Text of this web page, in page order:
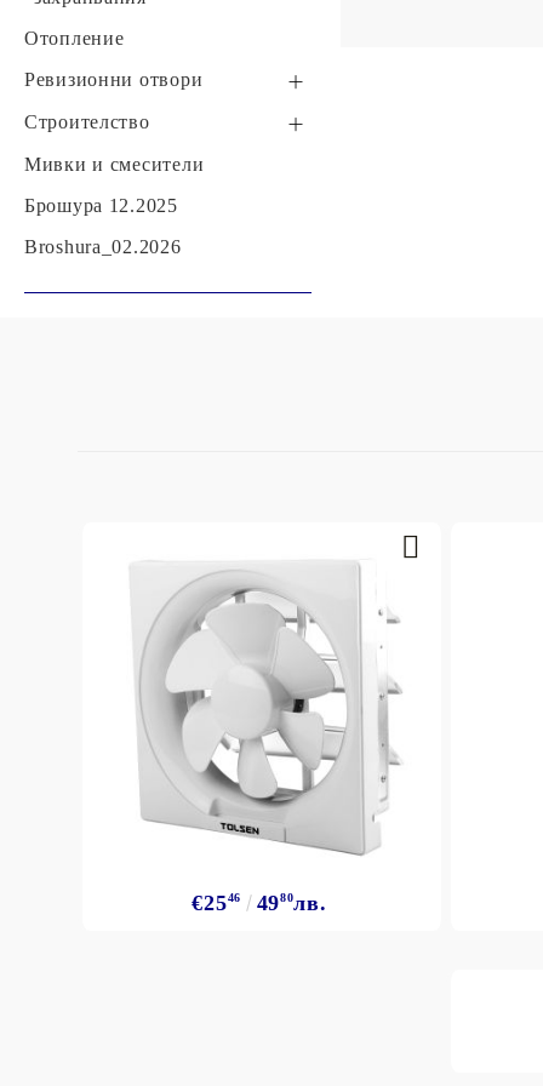
Със специално
предназначение
за латекс
Отопление
Ревизионни отвори
Пластмасови ревизионни
Строителство
Гипсокартон, гипсфазер,
Мивки и смесители
Брошура 12.2025
Broshura_02.2026
€2546 4980лв.